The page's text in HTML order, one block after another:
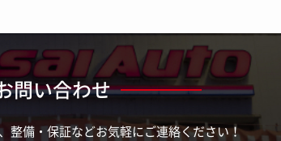
問い合わせ
整備・保証などお気軽にご連絡ください！